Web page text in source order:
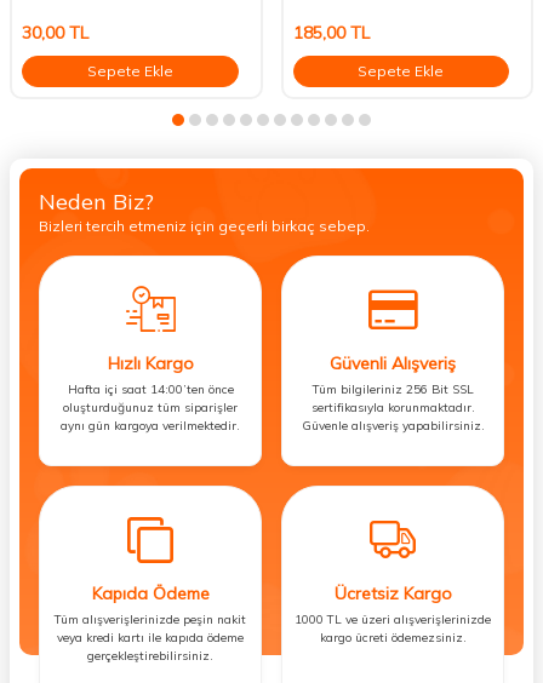
30,00TL
Sepete Ekle
185,00TL
Sepete Ekle
Neden Biz?
Bizleri tercih etmeniz için geçerli birkaç sebep.
Hızlı Kargo
Hafta içi saat 14:00’ten önce
oluşturduğunuz tüm siparişler
aynı gün kargoya verilmektedir.
Güvenli Alışveriş
Tüm bilgileriniz 256 Bit SSL
sertifikasıyla korunmaktadır.
Güvenle alışveriş yapabilirsiniz.
Kapıda Ödeme
Tüm alışverişlerinizde peşin nakit
veya kredi kartı ile kapıda ödeme
gerçekleştirebilirsiniz.
Ücretsiz Kargo
1000 TL ve üzeri alışverişlerinizde
kargo ücreti ödemezsiniz.